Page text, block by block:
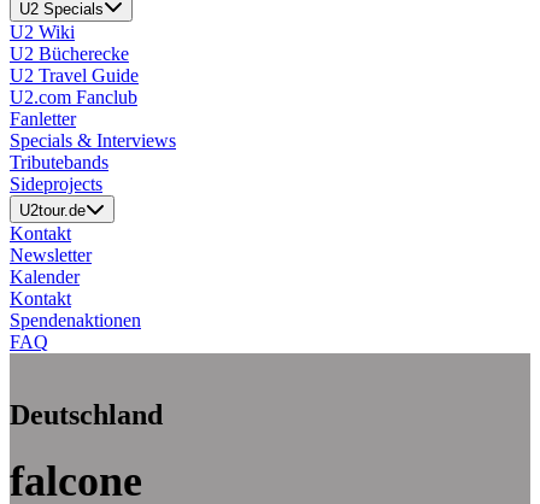
U2 Specials
U2 Wiki
U2 Bücherecke
U2 Travel Guide
U2.com Fanclub
Fanletter
Specials & Interviews
Tributebands
Sideprojects
U2tour.de
Kontakt
Newsletter
Kalender
Kontakt
Spendenaktionen
FAQ
Deutschland
falcone